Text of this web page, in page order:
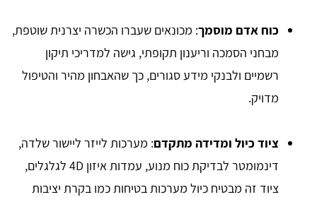
כוח אדם מוסמך: מכונאים שעברו הכשרה יצרנית שוטפת,
מבחני הסמכה וריענון תקופתי, גישה למדריכי תיקון
רשמיים ולבנקי מידע סגורים, כך שהאבחון מהיר והטיפול
מדויק.
ציוד כיול ומדידה מתקדם: מערכות לייזר ליישור שלדה,
דינמומטר לבדיקת כוח מנוע, עמדות איזון 4D לגלגלים,
ציוד זה מבטיח כיול מערכות בטיחות כמו בקרת יציבות